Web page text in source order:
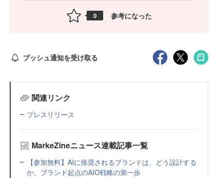
0 参考になった
プッシュ通知を受け取る
関連リンク
プレスリリース
MarkeZineニュース連載記事一覧
【参加無料】AIに推奨されるブランドは、どう設計する
か。ブランド起点のAIO戦略の第一歩